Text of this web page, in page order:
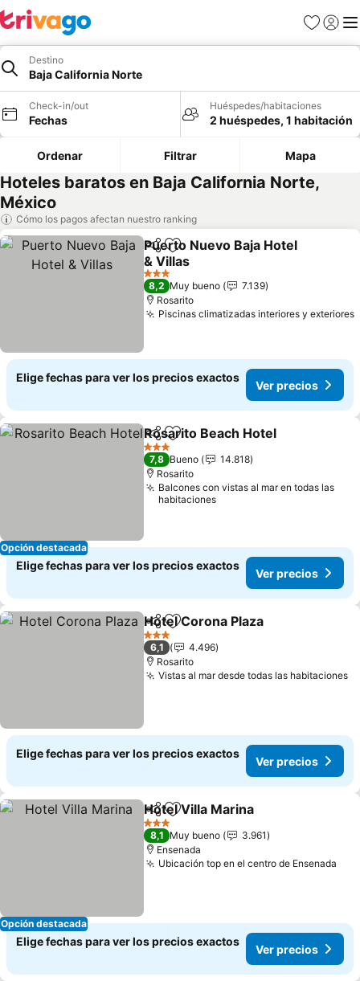
Favoritos
Iniciar
Destino
Baja California Norte
Check-in/out
Fechas
Huéspedes/habitaciones
2 huéspedes, 1 habitación
Ordenar Filtrar Mapa
Hoteles baratos en Baja California Norte,
México
Cómo los pagos afectan nuestro ranking
CompartirAgregar a favoritos
Puerto Nuevo Baja Hotel
& Villas
Ver precios
3 Estrellas
8,2 Muy bueno
7.139
Rosarito
Piscinas climatizadas interiores y exteriores
Elige fechas para ver los precios exactos
Ver precios
Opción destacada
CompartirAgregar a favoritos
Rosarito Beach Hotel
3 Estrellas
7,8 Bueno
14.818
Rosarito
Balcones con vistas al mar en todas las
habitaciones
Elige fechas para ver los precios exactos
Ver precios
CompartirAgregar a favoritos
Hotel Corona Plaza
3 Estrellas
6,1
4.496
Rosarito
Vistas al mar desde todas las habitaciones
Elige fechas para ver los precios exactos
Ver precios
Opción destacada
CompartirAgregar a favoritos
Hotel Villa Marina
3 Estrellas
8,1 Muy bueno
3.961
Ensenada
Ubicación top en el centro de Ensenada
Elige fechas para ver los precios exactos
Ver precios